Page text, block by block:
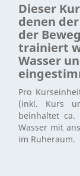
Dieser
denen
der
trainiert
Wasser
Pro
(inkl. Kurs
beinhaltet ca.
Wasser mit
im Ruheraum.